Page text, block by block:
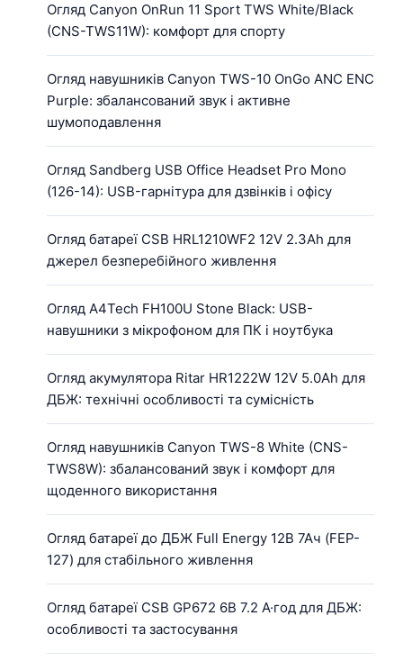
Огляд Canyon OnRun 11 Sport TWS White/Black
(CNS-TWS11W): комфорт для спорту
Огляд навушників Canyon TWS-10 OnGo ANC ENC
Purple: збалансований звук і активне
шумоподавлення
Огляд Sandberg USB Office Headset Pro Mono
(126-14): USB-гарнітура для дзвінків і офісу
Огляд батареї CSB HRL1210WF2 12V 2.3Ah для
джерел безперебійного живлення
Огляд A4Tech FH100U Stone Black: USB-
навушники з мікрофоном для ПК і ноутбука
Огляд акумулятора Ritar HR1222W 12V 5.0Ah для
ДБЖ: технічні особливості та сумісність
Огляд навушників Canyon TWS-8 White (CNS-
TWS8W): збалансований звук і комфорт для
щоденного використання
Огляд батареї до ДБЖ Full Energy 12В 7Ач (FEP-
127) для стабільного живлення
Огляд батареї CSB GP672 6В 7.2 А·год для ДБЖ:
особливості та застосування